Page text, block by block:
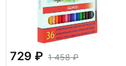
729
1 458